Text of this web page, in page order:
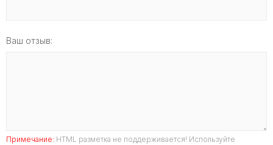
Ваш отзыв:
Примечание: HTML разметка не поддерживается! Используйте